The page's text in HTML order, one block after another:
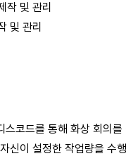
작 및 관리
및 관리
스코드를 통해 화상 회의를
신이 설정한 작업량을 수